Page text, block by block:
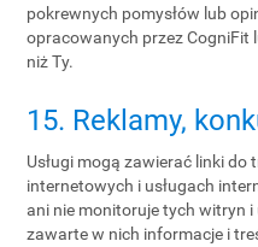
pokrewnych pomysłów lub
opracowanych przez CogniFit
niż Ty.
15. Reklamy,
Usługi mogą zawierać linki do
internetowych i usługach
ani nie monitoruje tych witryn i
zawarte w nich informacje i